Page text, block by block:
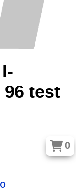
96 test
0